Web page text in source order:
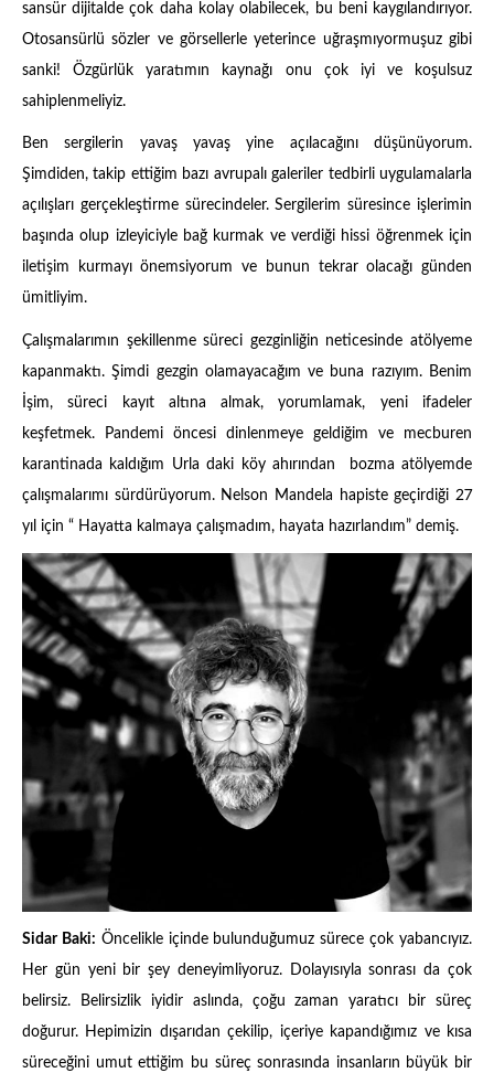
sansür dijitalde çok daha kolay olabilecek, bu beni kaygılandırıyor.
Otosansürlü sözler ve görsellerle yeterince uğraşmıyormuşuz gibi
sanki! Özgürlük yaratımın kaynağı onu çok iyi ve koşulsuz
sahiplenmeliyiz.
Ben sergilerin yavaş yavaş yine açılacağını düşünüyorum.
Şimdiden, takip ettiğim bazı avrupalı galeriler tedbirli uygulamalarla
açılışları gerçekleştirme sürecindeler. Sergilerim süresince işlerimin
başında olup izleyiciyle bağ kurmak ve verdiği hissi öğrenmek için
iletişim kurmayı önemsiyorum ve bunun tekrar olacağı günden
ümitliyim.
Çalışmalarımın şekillenme süreci gezginliğin neticesinde atölyeme
kapanmaktı. Şimdi gezgin olamayacağım ve buna razıyım. Benim
İşim, süreci kayıt altına almak, yorumlamak, yeni ifadeler
keşfetmek. Pandemi öncesi dinlenmeye geldiğim ve mecburen
karantinada kaldığım Urla daki köy ahırından bozma atölyemde
çalışmalarımı sürdürüyorum. Nelson Mandela hapiste geçirdiği 27
yıl için “ Hayatta kalmaya çalışmadım, hayata hazırlandım” demiş.
Sidar Baki: Öncelikle içinde bulunduğumuz sürece çok yabancıyız.
Her gün yeni bir şey deneyimliyoruz. Dolayısıyla sonrası da çok
belirsiz. Belirsizlik iyidir aslında, çoğu zaman yaratıcı bir süreç
doğurur. Hepimizin dışarıdan çekilip, içeriye kapandığımız ve kısa
süreceğini umut ettiğim bu süreç sonrasında insanların büyük bir